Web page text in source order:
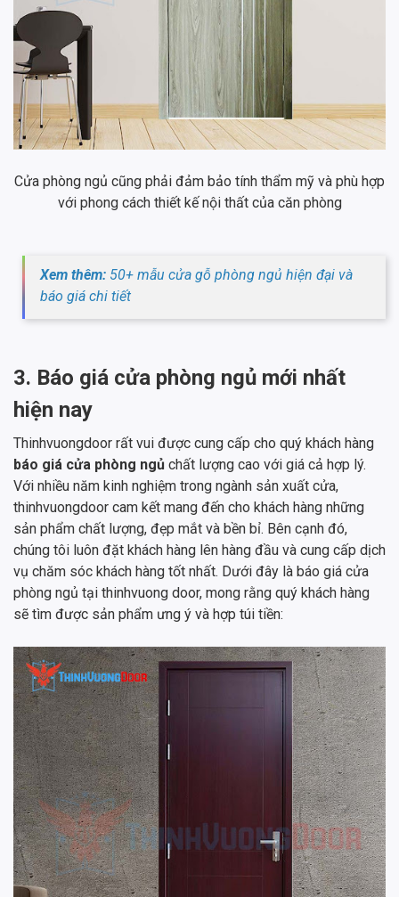
Cửa phòng ngủ cũng phải đảm bảo tính thẩm mỹ và phù hợp
với phong cách thiết kế nội thất của căn phòng
Xem thêm: 50+ mẫu cửa gỗ phòng ngủ hiện đại và
báo giá chi tiết
3. Báo giá cửa phòng ngủ mới nhất
hiện nay
Thinhvuongdoor rất vui được cung cấp cho quý khách hàng
báo giá cửa phòng ngủ chất lượng cao với giá cả hợp lý.
Với nhiều năm kinh nghiệm trong ngành sản xuất cửa,
thinhvuongdoor cam kết mang đến cho khách hàng những
sản phẩm chất lượng, đẹp mắt và bền bỉ. Bên cạnh đó,
chúng tôi luôn đặt khách hàng lên hàng đầu và cung cấp dịch
vụ chăm sóc khách hàng tốt nhất. Dưới đây là báo giá cửa
phòng ngủ tại thinhvuong door, mong rằng quý khách hàng
sẽ tìm được sản phẩm ưng ý và hợp túi tiền: